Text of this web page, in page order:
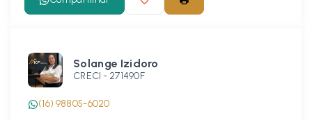
Solange Izidoro
CRECI - 271490F
(16) 98805-6020